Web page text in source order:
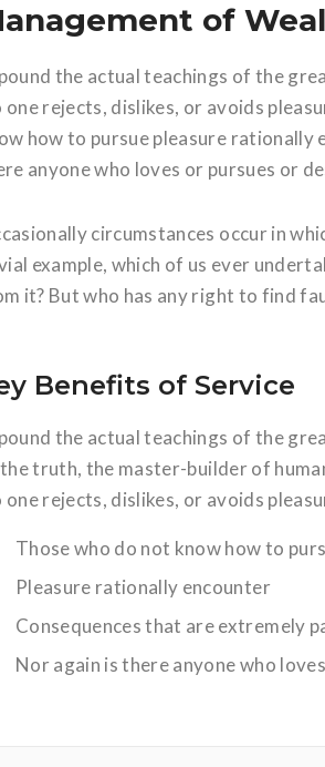
of
the actual teachings of the
one rejects, dislikes, or avoids
how to pursue pleasure rationally
anyone who loves or pursues or
circumstances occur in
example, which of us ever
it? But who has any right to find
Benefits of Service
the actual teachings of the
truth, the master-builder of
one rejects, dislikes, or avoids
Those who do not know how to
Pleasure rationally encounter
Consequences that are extremely
Nor again is there anyone who